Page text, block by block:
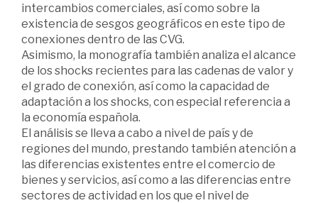
intercambios comerciales, así como sobre la
existencia de sesgos geográficos en este tipo de
conexiones dentro de las CVG.
Asimismo, la monografía también analiza el alcance
de los shocks recientes para las cadenas de valor y
el grado de conexión, así como la capacidad de
adaptación a los shocks, con especial referencia a
la economía española.
El análisis se lleva a cabo a nivel de país y de
regiones del mundo, prestando también atención a
las diferencias existentes entre el comercio de
bienes y servicios, así como a las diferencias entre
sectores de actividad en los que el nivel de